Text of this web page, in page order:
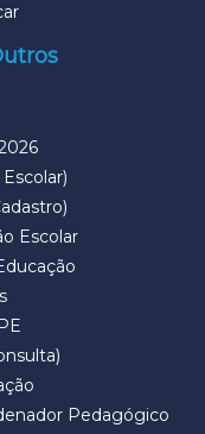
Escolar
Pedagógico